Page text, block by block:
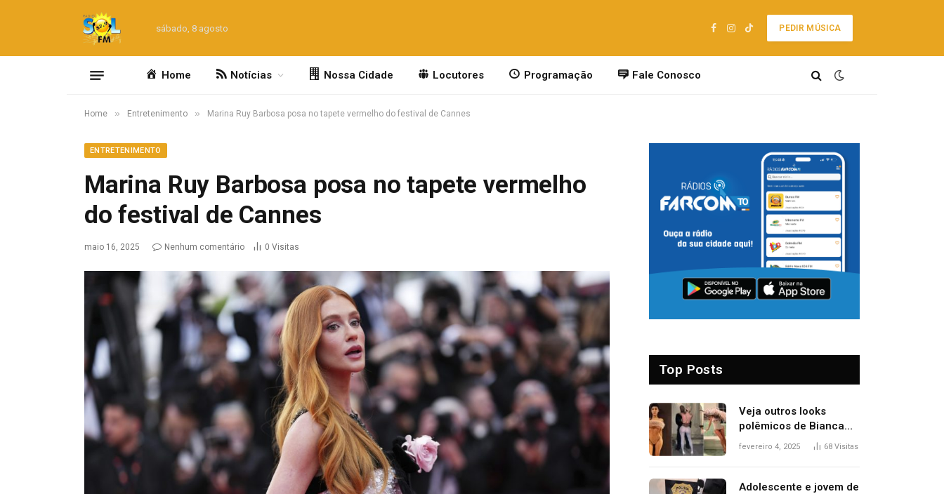
sábado, 8 agosto
Facebook
Instagram
TikTok
PEDIR MÚSICA
Home Notícias Nossa Cidade Locutores Programação Fale Conosco
Home » Entretenimento » Marina Ruy Barbosa posa no tapete vermelho do festival de Cannes
ENTRETENIMENTO
Marina Ruy Barbosa posa no tapete vermelho
do festival de Cannes
maio 16, 2025 Nenhum comentário 0 Visitas
Top Posts
Veja outros looks
polêmicos de Bianca
Censori, esposa de
Grammy 2025
fevereiro 4, 2025 68 Visitas
Adolescente e jovem de